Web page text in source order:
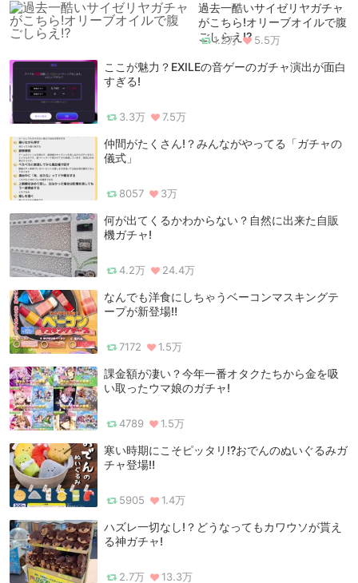
過去一酷いサイゼリヤガチャ
がこちら!オリーブオイルで腹
ごしらえ⁉
1.2万 5.5万
ここが魅力？EXILEの音ゲーのガチャ演出が面白
すぎる!
3.3万 7.5万
仲間がたくさん!？みんながやってる「ガチャの
儀式」
8057 3万
何が出てくるかわからない？自然に出来た自販
機ガチャ!
4.2万 24.4万
なんでも洋食にしちゃうベーコンマスキングテ
ープが新登場‼
7172 1.5万
課金額が凄い？今年一番オタクたちから金を吸
い取ったウマ娘のガチャ!
4789 1.5万
寒い時期にこそピッタリ⁉おでんのぬいぐるみガ
チャ登場‼
5905 1.4万
ハズレ一切なし!？どうなってもカワウソが貰え
る神ガチャ!
2.7万 13.3万